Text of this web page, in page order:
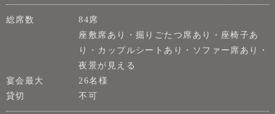
総席数
84席
座敷席あり・掘りごたつ席あり・座椅子あ
り・カップルシートあり・ソファー席あり・
夜景が見える
宴会最大
26名様
貸切
不可